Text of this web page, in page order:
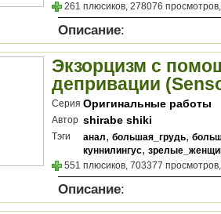
261 плюсиков, 278076
Описание:
Экзорцизм с
депривации
Серия Оригинальные работы
Автор shirabe shiki
Тэги анал, большая_грудь,
куннилингус,
551 плюсиков, 703377
Описание: